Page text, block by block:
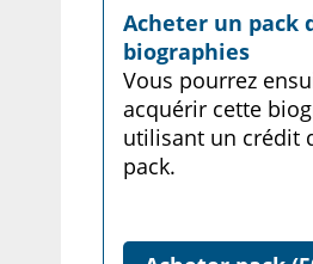
Acheter un pack
biographies
Vous pourrez
acquérir cette
utilisant un crédit
pack.